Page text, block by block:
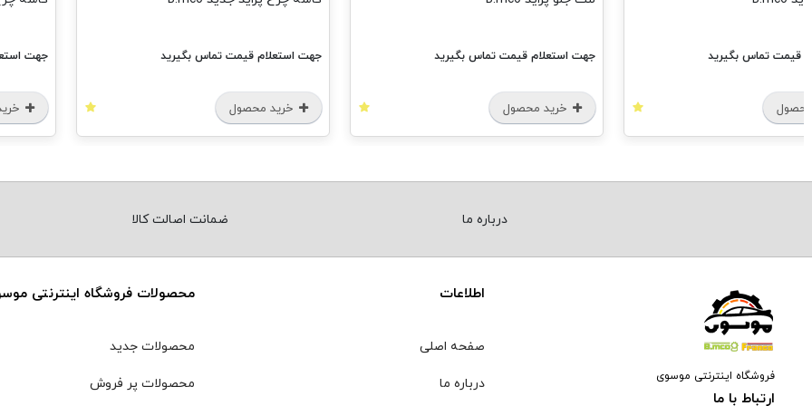
قیمت تماس بگیرید جهت استعلام قیمت تماس بگیرید
خرید محصول
جهت استعلام قیمت تماس بگیرید
خرید محصول
جهت
درباره ما ضمانت اصالت کالا
فروشگاه اینترنتی موسوی
ارتباط با ما
اطلاعات
صفحه اصلی
درباره ما
محصولات فروشگاه اینترنتی
محصولات جدید
محصولات پر فروش